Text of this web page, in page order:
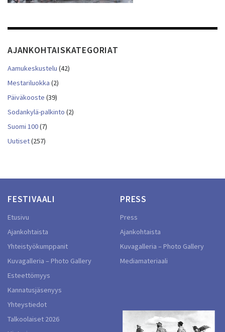
AJANKOHTAISKATEGORIAT
Aamukeskustelu (42)
Mestariluokka (2)
Päiväkooste (39)
Sodankylä-palkinto (2)
Suomi 100(7)
Uutiset(257)
FESTIVAALI
Etusivu
Ajankohtaista
Yhteistyökumppanit
Kuvagalleria – Photo Gallery
Esteettömyys
Kannatusjäsenyys
Yhteystiedot
Talkoolaiset 2026
PRESS
Press
Ajankohtaista
Kuvagalleria – Photo Gallery
Mediamateriaali